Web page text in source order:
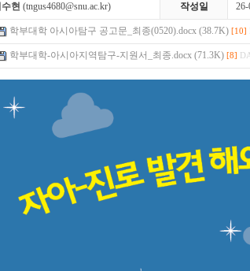
현 (tngus4680@snu.ac.kr) 작성일 26-
학부대학 아시아탐구 공고문_최종(0520).docx (38.7K) [10]
학부대학-아시아지역탐구-지원서_최종.docx (71.3K) [8]